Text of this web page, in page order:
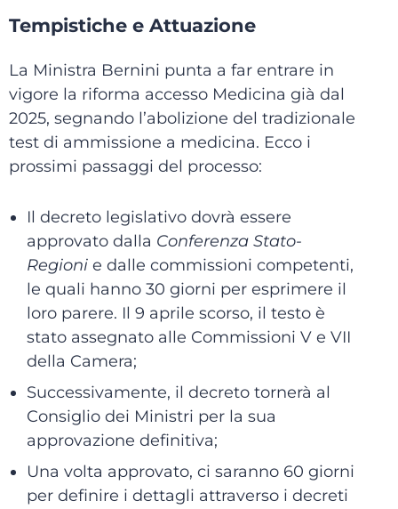
Tempistiche e Attuazione
La Ministra Bernini punta a far entrare in
vigore la riforma accesso Medicina già dal
2025, segnando l’abolizione del tradizionale
test di ammissione a medicina. Ecco i
prossimi passaggi del processo:
Il decreto legislativo dovrà essere
approvato dalla Conferenza Stato-
Regioni e dalle commissioni competenti,
le quali hanno 30 giorni per esprimere il
loro parere. Il 9 aprile scorso, il testo è
stato assegnato alle Commissioni V e VII
della Camera;
Successivamente, il decreto tornerà al
Consiglio dei Ministri per la sua
approvazione definitiva;
Una volta approvato, ci saranno 60 giorni
per definire i dettagli attraverso i decreti